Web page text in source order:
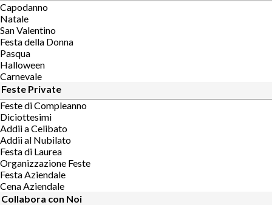
Capodanno
Natale
San Valentino
Festa della Donna
Pasqua
Halloween
Carnevale
Feste Private
Feste di Compleanno
Diciottesimi
Addii a Celibato
Addii al Nubilato
Festa di Laurea
Organizzazione Feste
Festa Aziendale
Cena Aziendale
Collabora con Noi